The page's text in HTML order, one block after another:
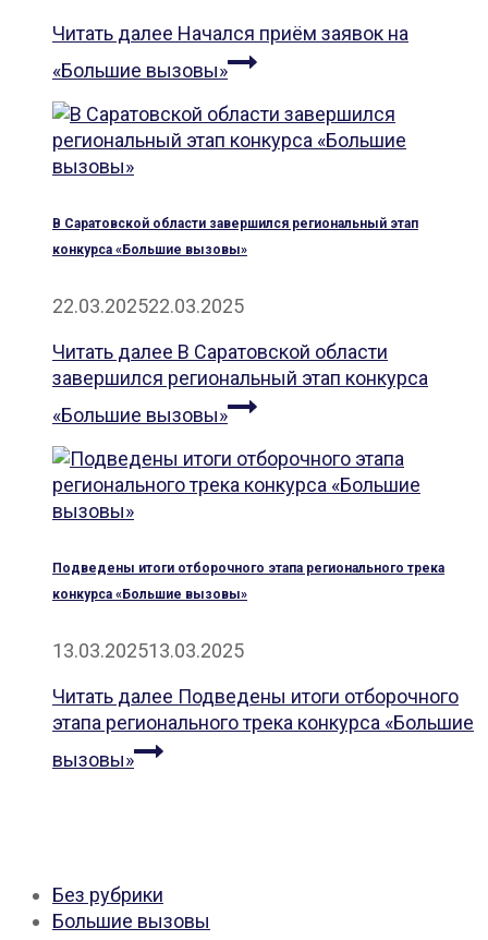
Читать далее Начался приём заявок на
«Большие вызовы»
В Саратовской области завершился региональный этап
конкурса «Большие вызовы»
22.03.202522.03.2025
Читать далее В Саратовской области
завершился региональный этап конкурса
«Большие вызовы»
Подведены итоги отборочного этапа регионального трека
конкурса «Большие вызовы»
13.03.202513.03.2025
Читать далее Подведены итоги отборочного
этапа регионального трека конкурса «Большие
вызовы»
Без рубрики
Большие вызовы